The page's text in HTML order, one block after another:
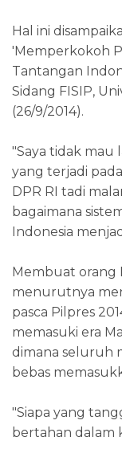
Hal ini
'Memperkokoh
Tantangan
Sidang FISIP,
(26/9/2014).
"Saya tidak mau
yang terjadi
DPR RI tadi
bagaimana
Indonesia
Membuat orang
menurutnya
pasca Pilpres
memasuki era
dimana seluruh
bebas
"Siapa yang
bertahan dalam